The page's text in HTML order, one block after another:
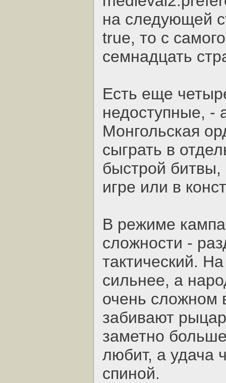
на следующей
true, то с
семнадцать
Есть еще
недоступные, -
Монгольская
сыграть в
быстрой битвы,
игре или в
В режиме
сложности -
тактический.
сильнее, а
очень сложном
забивают
заметно
любит, а удача
спиной.